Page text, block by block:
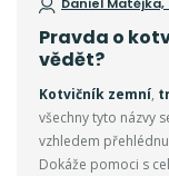
Pravda o
vědět?
Kotvičník zemní,
všechny tyto názvy
vzhledem
Dokáže pomoci s